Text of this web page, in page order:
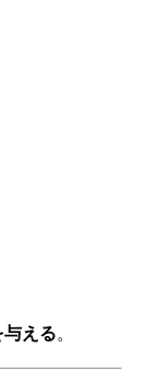
える。